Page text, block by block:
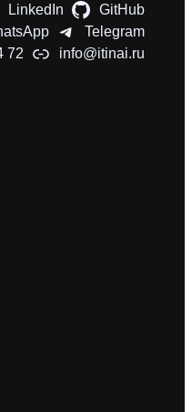
LinkedIn
GitHub
Telegram
72
info@itinai.ru